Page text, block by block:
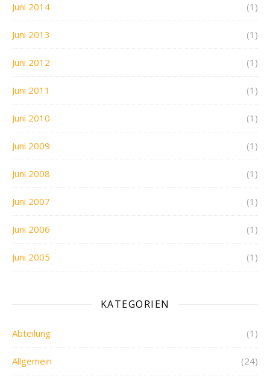
Juni 2014 (1)
Juni 2013 (1)
Juni 2012 (1)
Juni 2011 (1)
Juni 2010 (1)
Juni 2009 (1)
Juni 2008 (1)
Juni 2007 (1)
Juni 2006 (1)
Juni 2005 (1)
KATEGORIEN
Abteilung (1)
Allgemein (24)